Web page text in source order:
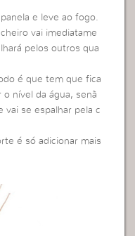
e leve ao fogo.
vai imediatame
pelos outros qua
é que tem que fica
nível da água, senã
vai se espalhar pela c
é só adicionar mais